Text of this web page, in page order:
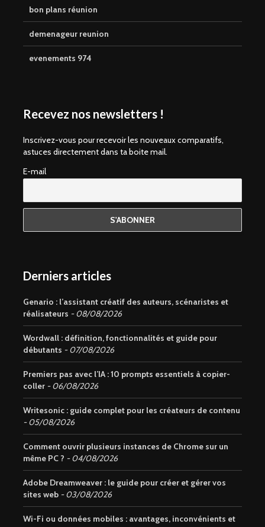
bon plans réunion
demenageur reunion
evenements 974
Recevez nos newsletters !
Inscrivez-vous pour recevoir les nouveaux comparatifs,
astuces directement dans ta boite mail.
E-mail
Derniers articles
Genario : l’assistant créatif des auteurs, scénaristes et
réalisateurs
08/08/2026
Wordwall : définition, fonctionnalités et guide pour
débutants
07/08/2026
Premiers pas avec l’IA : 10 prompts essentiels à copier-
coller
06/08/2026
Writesonic : guide complet pour les créateurs de contenu
05/08/2026
Comment ouvrir plusieurs instances de Chrome sur un
même PC ?
04/08/2026
Adobe Dreamweaver : le guide pour créer et gérer vos
sites web
03/08/2026
Wi-Fi ou données mobiles : avantages, inconvénients et